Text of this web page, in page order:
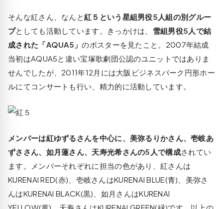
そんな紅さん、なんと紅５という星組男役5人組の別グルー
プとしても活動しています。きっかけは、 雪組男役5人で結
成された「AQUA5」のポスターを見たこと。2007年結成
当初はAQUA5と違い宝塚歌劇団公認のユニットではありま
せんでしたが、2011年12月には大阪ビジネスパーク円形ホー
ルにてコンサートも行い、精力的に活動しています。
メンバーは紅ゆずるさんを中心に、美弥るりかさん、壱岐あ
ずささん、如月蓮さん、天寿光希さんの5人で構成されてい
ます。メンバーそれぞれに担当の色があり、紅さんは
KURENAI RED(赤)、壱岐さんはKURENAI BLUE(青)、美弥さ
んはKURENAI BLACK(黒)、如月さんはKURENAI